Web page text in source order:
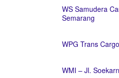
WS Samudera
Semarang
WPG Trans
WMI – Jl.